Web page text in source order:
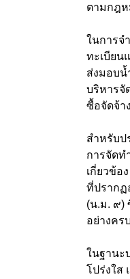
ตามกฎห
ในการจ
ทะเบียน
ส่งมอบน้
บริหารจั
ซื้อจัดจ้า
สำหรับป
การจัดท
เกี่ยวข้อ
ที่ปรากฏ
(น.ม. ๙)
อย่างคร
ในฐานะ
โปร่งใส